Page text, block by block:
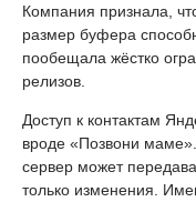
Компания признала,
размер буфера
пообещала жёстко
релизов.
Доступ к контактам
вроде «Позвони
сервер может
только изменения.